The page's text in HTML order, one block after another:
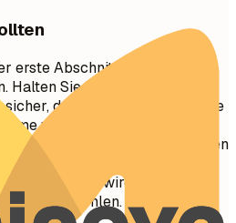
erste Abschnitt, den
Sie ihn prägnant und
dass Ihre E-Mail-Adresse
hinzu, um einen umfassenden
Werdegang zu erhalten. Ein
Website wird für kreative,
empfohlen.